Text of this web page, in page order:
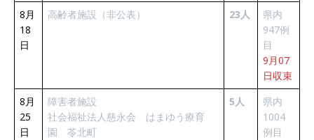
8月
18
日
高齢者施設（非公表） 23人
県内
947例
目
9月07
日収束
8月
25
日
障害者施設
社会福祉法人慈永会 はまゆう療育
園 苓北町
5人
県内
1004
例目